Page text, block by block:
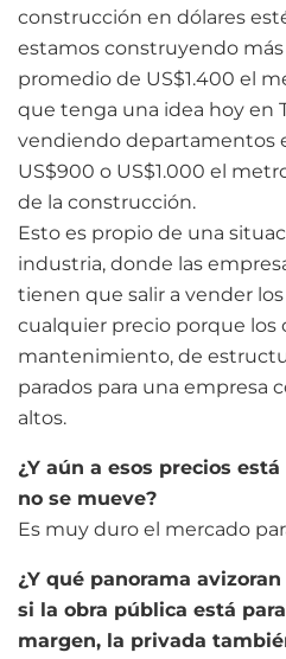
construcción en dólares
estamos construyendo
promedio de US$1.400 el
que tenga una idea hoy en
vendiendo departamentos
US$900 o US$1.000 el
de la construcción.
Esto es propio de una
industria, donde las
tienen que salir a vender
cualquier precio porque los
mantenimiento, de
parados para una empresa
altos.
¿Y aún a esos precios
no se mueve?
Es muy duro el mercado
¿Y qué panorama
si la obra pública está
margen, la privada